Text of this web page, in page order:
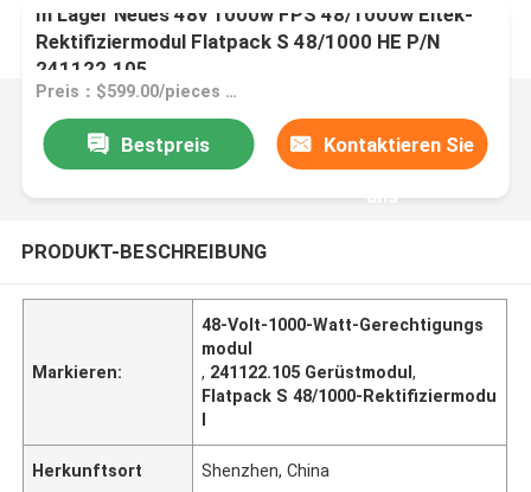
In Lager Neues 48v 1000w FPS 48/1000w Eltek-
Rektifiziermodul Flatpack S 48/1000 HE P/N
241122.105
Preis：$599.00/pieces 1-99 pieces
Bestpreis Kontaktieren Sie
uns
PRODUKT-BESCHREIBUNG
Markieren:
48-Volt-1000-Watt-Gerechtigungs
modul
, 241122.105 Gerüstmodul,
Flatpack S 48/1000-Rektifiziermodu
l
Herkunftsort Shenzhen, China